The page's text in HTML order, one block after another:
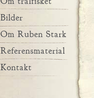
Bilder
Om Ruben Stark
Referensmaterial
Kontakt